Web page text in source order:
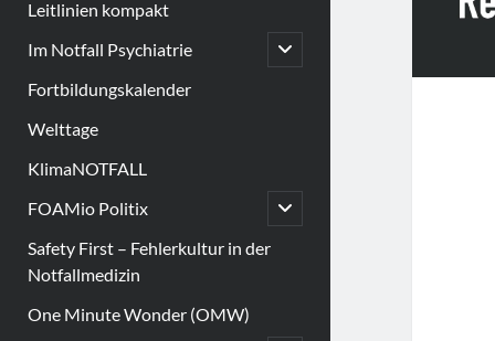
Leitlinien kompakt
Im Notfall Psychiatrie
open
child
Fortbildungskalender
Welttage
KlimaNOTFALL
FOAMio Politix
open
child
Safety First – Fehlerkultur in der
Notfallmedizin
One Minute Wonder (OMW)